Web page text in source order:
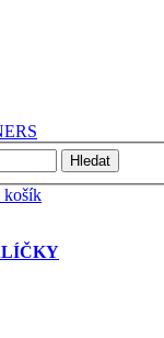
Hledat
košík